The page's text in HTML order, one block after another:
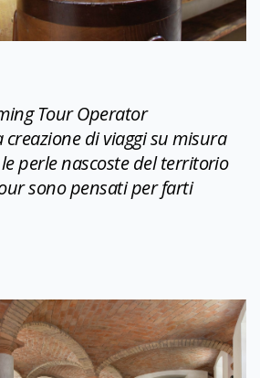
Tour Operator
di viaggi su misura
perle nascoste del territorio
sono pensati per farti